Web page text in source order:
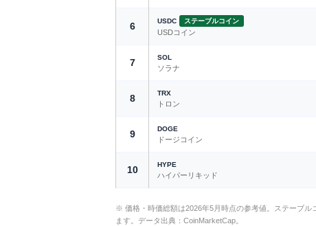
6 USDC ステーブルコイン
USDコイン
7 SOL
ソラナ
8 TRX
トロン
9 DOGE
ドージコイン
10 HYPE
ハイパーリキッド
※ 価格・時価総額は2026年5月時点の参考値。ステーブル
ます。データ出典：CoinMarketCap。